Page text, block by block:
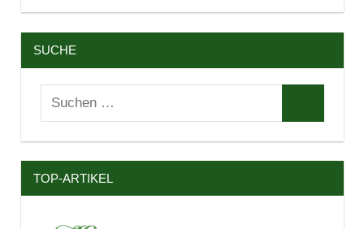
SUCHE
Suchen
TOP-ARTIKEL